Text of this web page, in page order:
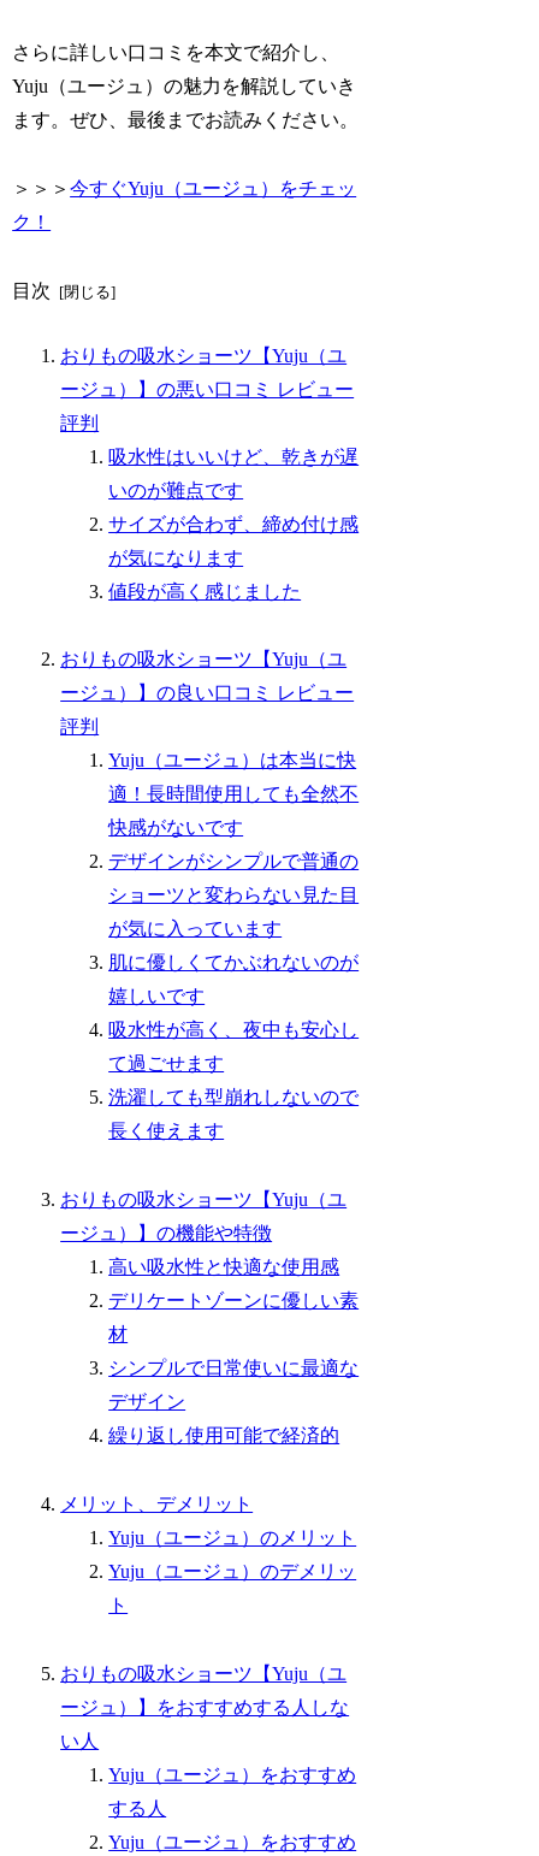
さらに詳しい口コミを本文で紹介し、
Yuju（ユージュ）の魅力を解説していき
ます。ぜひ、最後までお読みください。
＞＞＞今すぐYuju（ユージュ）をチェッ
ク！
目次
おりもの吸水ショーツ【Yuju（ユ
ージュ）】の悪い口コミ レビュー
評判
吸水性はいいけど、乾きが遅
いのが難点です
サイズが合わず、締め付け感
が気になります
値段が高く感じました
おりもの吸水ショーツ【Yuju（ユ
ージュ）】の良い口コミ レビュー
評判
Yuju（ユージュ）は本当に快
適！長時間使用しても全然不
快感がないです
デザインがシンプルで普通の
ショーツと変わらない見た目
が気に入っています
肌に優しくてかぶれないのが
嬉しいです
吸水性が高く、夜中も安心し
て過ごせます
洗濯しても型崩れしないので
長く使えます
おりもの吸水ショーツ【Yuju（ユ
ージュ）】の機能や特徴
高い吸水性と快適な使用感
デリケートゾーンに優しい素
材
シンプルで日常使いに最適な
デザイン
繰り返し使用可能で経済的
メリット、デメリット
Yuju（ユージュ）のメリット
Yuju（ユージュ）のデメリッ
ト
おりもの吸水ショーツ【Yuju（ユ
ージュ）】をおすすめする人しな
い人
Yuju（ユージュ）をおすすめ
する人
Yuju（ユージュ）をおすすめ